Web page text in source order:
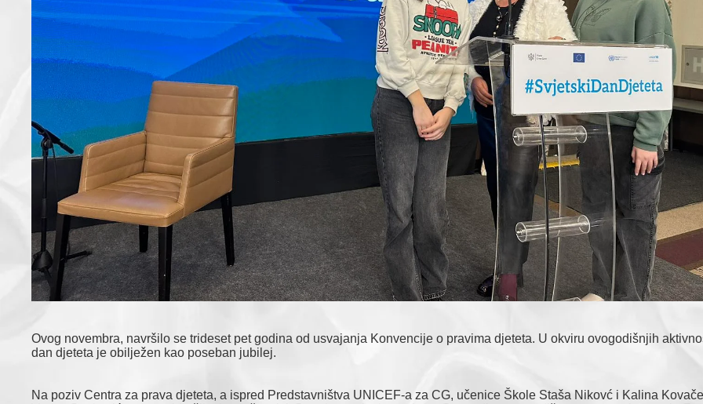
Ovog novembra, navršilo se trideset pet godina od usvajanja Konvencije o pravima djeteta. U okviru ovogodišnjih
dan djeteta je obilježen kao poseban jubilej.
Na poziv Centra za prava djeteta, a ispred Predstavništva UNICEF-a za CG, učenice Škole Staša Nikovć i Kalina